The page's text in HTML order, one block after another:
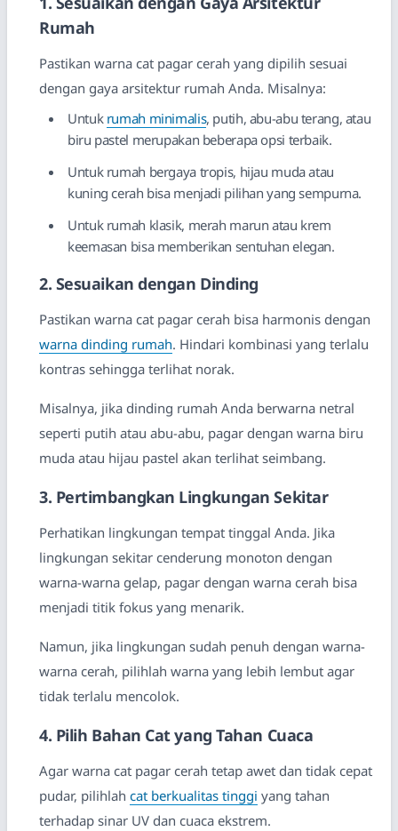
Rumah
Pastikan warna cat pagar cerah yang dipilih sesuai
dengan gaya arsitektur rumah Anda. Misalnya:
Untuk rumah minimalis, putih, abu-abu terang, atau
biru pastel merupakan beberapa opsi terbaik.
Untuk rumah bergaya tropis, hijau muda atau
kuning cerah bisa menjadi pilihan yang sempurna.
Untuk rumah klasik, merah marun atau krem
keemasan bisa memberikan sentuhan elegan.
2. Sesuaikan dengan Dinding
Pastikan warna cat pagar cerah bisa harmonis dengan
warna dinding rumah. Hindari kombinasi yang terlalu
kontras sehingga terlihat norak.
Misalnya, jika dinding rumah Anda berwarna netral
seperti putih atau abu-abu, pagar dengan warna biru
muda atau hijau pastel akan terlihat seimbang.
3. Pertimbangkan Lingkungan Sekitar
Perhatikan lingkungan tempat tinggal Anda. Jika
lingkungan sekitar cenderung monoton dengan
warna-warna gelap, pagar dengan warna cerah bisa
menjadi titik fokus yang menarik.
Namun, jika lingkungan sudah penuh dengan warna-
warna cerah, pilihlah warna yang lebih lembut agar
tidak terlalu mencolok.
4. Pilih Bahan Cat yang Tahan Cuaca
Agar warna cat pagar cerah tetap awet dan tidak cepat
pudar, pilihlah cat berkualitas tinggi yang tahan
terhadap sinar UV dan cuaca ekstrem.